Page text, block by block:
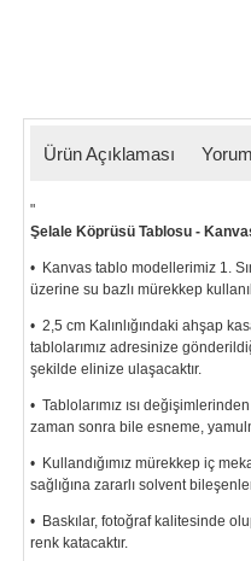
Ürün Açıklaması
"
Şelale Köprüsü Tablosu -
• Kanvas tablo modellerimiz 1.
üzerine su bazlı mürekkep
• 2,5 cm Kalınlığındaki ahşap
tablolarımız adresinize
şekilde elinize ulaşacaktır.
• Tablolarımız ısı
zaman sonra bile esneme,
• Kullandığımız mürekkep iç
sağlığına zararlı solvent
• Baskılar, fotoğraf kalitesinde
renk katacaktır.